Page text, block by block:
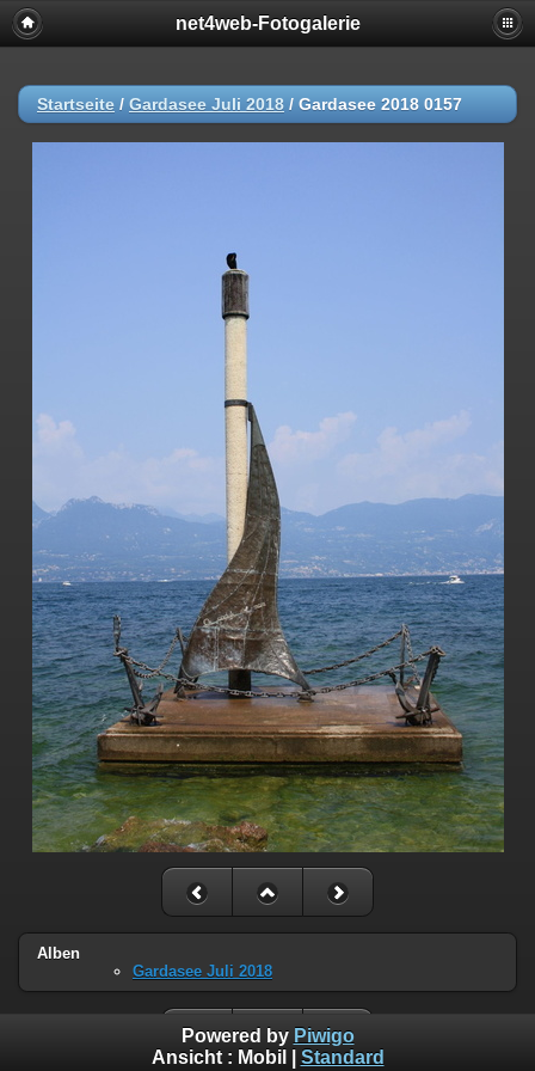
net4web-Fotogalerie
Startseite / Gardasee Juli 2018 / Gardasee 2018 0157
Alben
Gardasee Juli 2018
Powered by Piwigo
Ansicht : Mobil Standard